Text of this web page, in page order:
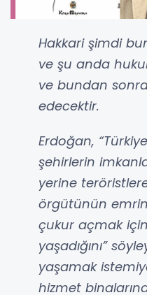
Hakkari şimdi
ve şu anda
ve bundan
edecektir.
Erdoğan,
şehirlerin
yerine
örgütünün
çukur açmak için
yaşadığını”
yaşamak
hizmet